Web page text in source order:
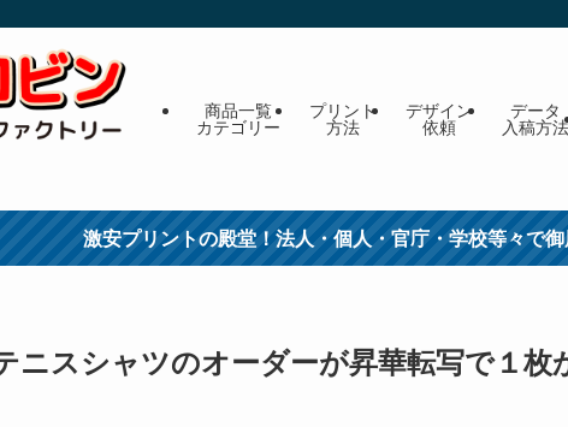
商品一覧
カテゴリー
プリント
方法
デザイン
依頼
データ
入稿方法
激安プリントの殿堂！法人・個人・官庁・学校等々で
ニスシャツのオーダーが昇華転写で１枚